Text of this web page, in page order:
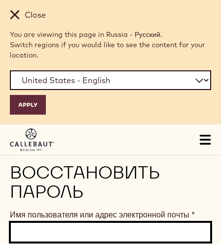
Skip to main content
Close
You are viewing this page in Russia - Русский.
Switch regions if you would like to see the content for your
location.
ВОССТАНОВИТЬ
ПАРОЛЬ
Имя пользователя или адрес электронной почты *